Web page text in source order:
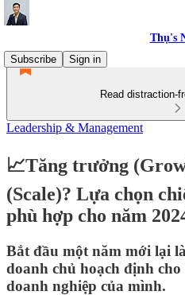
Thụ's
Subscribe
Sign in
Read distraction-
Leadership & Management
📈Tăng trưởng
(Scale)? Lựa chọn
phù hợp cho năm
Bắt đầu một năm mới lại
doanh chủ hoạch định
doanh nghiệp của mình.